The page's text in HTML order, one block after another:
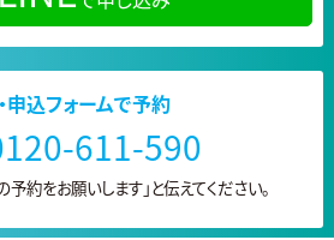
申込フォームで予約
611-590
予約をお願いします」と伝えてください。